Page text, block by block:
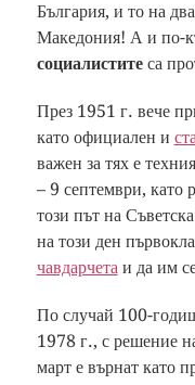
България, и то на
Македония! А и по-
социалиститеса
През 1951 г. вече
като официален и
важен за тях е
– 9 септември, като
този път на
на този ден
чавдарчетаи да им
По случай 100-
1978 г., с решение
март е върнат като